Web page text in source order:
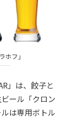
ホフ」
」は、餃子と
ール「クロン
は専用ボトル